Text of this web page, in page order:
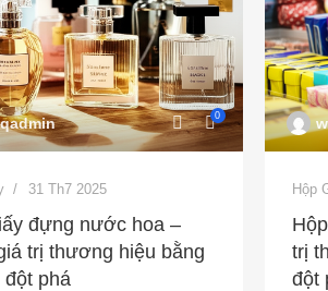
0
31 Th7 2025
đựng nước hoa –
trị thương hiệu bằng
đột phá
Hộp
trị
đột